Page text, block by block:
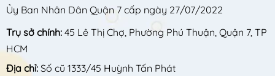
Ủy Ban Nhân Dân Quận 7 cấp ngày 27/07/2022
Trụ sở chính: 45 Lê Thị Chợ, Phường Phú Thuận, Quận 7, TP
HCM
Địa chỉ: Số cũ 1333/45 Huỳnh Tấn Phát